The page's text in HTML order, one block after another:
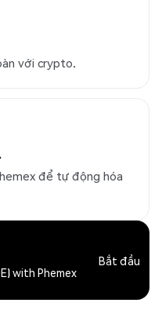
với crypto.
để tự động hóa
with Phemex
Bắt đầu